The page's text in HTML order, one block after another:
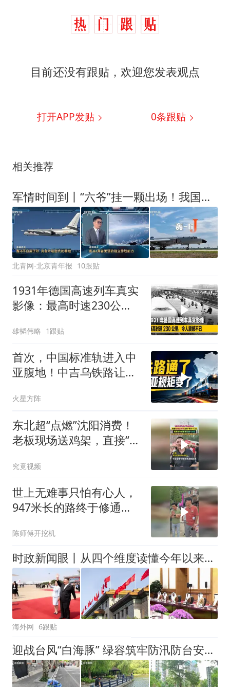
目前还没有跟贴，欢迎您发表观点
打开APP发贴 0条跟贴
相关推荐
军情时间到丨“六爷”挂一颗出场！我国形成“三位一体”核打击能力
北青网-北京青年报 10跟贴
1931年德国高速列车真实
影像：最高时速230公
雄韬伟略 1跟贴
首次，中国标准轨进入中
亚腹地！中吉乌铁路让两
火星方阵
东北超“点燃”沈阳消费！
老板现场送鸡架，直接“带
究竟视频
世上无难事只怕有心人，
947米长的路终于修通
代，利在千秋
陈师傅开挖机
时政新闻眼丨从四个维度读懂今年以来中国元首外交
海外网 6跟贴
迎战台风“白海豚” 绿容筑牢防汛防台安全屏障